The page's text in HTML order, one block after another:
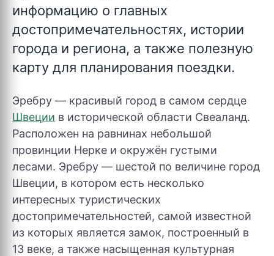
информацию о главных
достопримечательностях, истории
города и региона, а также полезную
карту для планирования поездки.
Эребру — красивый город в самом сердце
Швеции в исторической области Свеаланд.
Расположен на равнинах небольшой
провинции Нерке и окружён густыми
лесами. Эребру — шестой по величине город
Швеции, в котором есть несколько
интересных туристических
достопримечательностей, самой известной
из которых является замок, построенный в
13 веке, а также насыщенная культурная